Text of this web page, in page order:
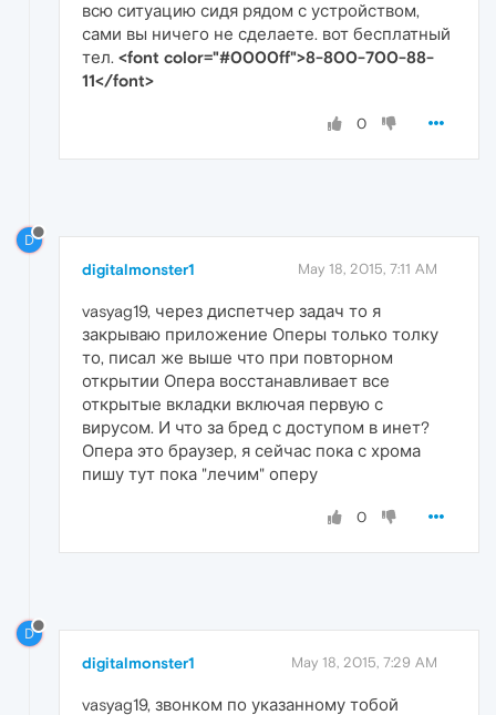
всю ситуацию сидя рядом с устройством,
сами вы ничего не сделаете. вот бесплатный
тел. <font color="#0000ff">8-800-700-88-
11</font>
0
D
digitalmonster1 May 18, 2015, 7:11 AM
vasyag19, через диспетчер задач то я
закрываю приложение Оперы только толку
то, писал же выше что при повторном
открытии Опера восстанавливает все
открытые вкладки включая первую с
вирусом. И что за бред с доступом в инет?
Опера это браузер, я сейчас пока с хрома
пишу тут пока "лечим" оперу
0
D
digitalmonster1 May 18, 2015, 7:29 AM
vasyag19, звонком по указанному тобой